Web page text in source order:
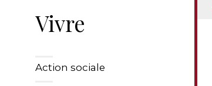
Vivre
Action sociale